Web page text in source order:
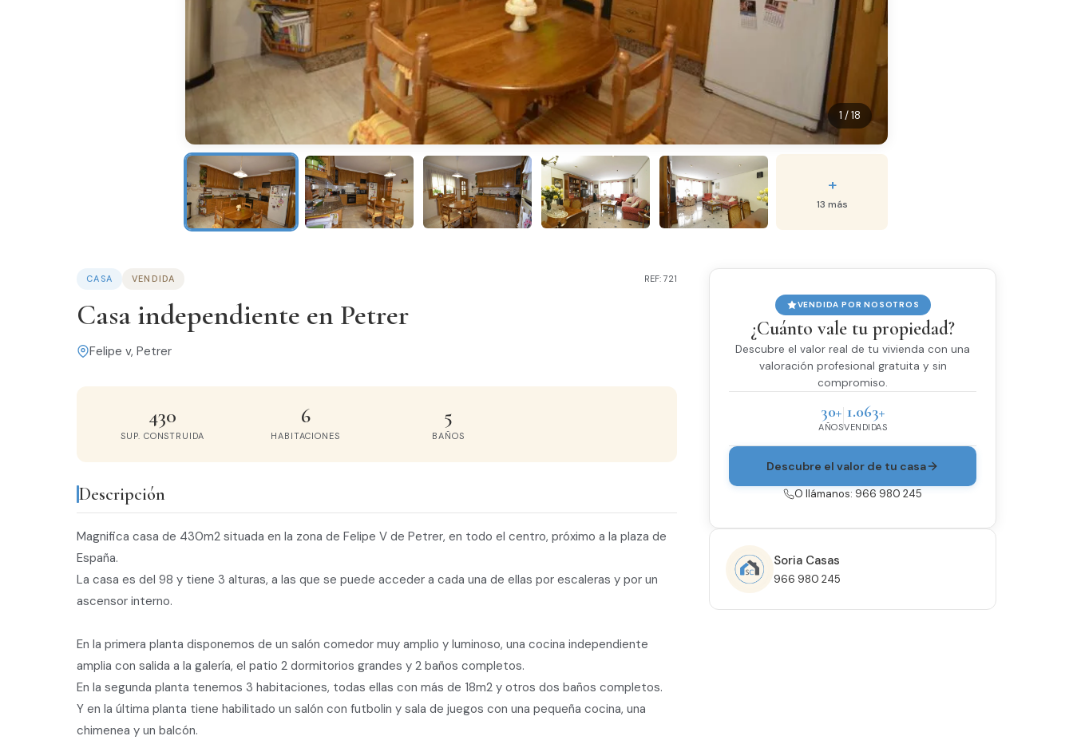
1 / 18
+
13 más
CASA VENDIDA REF: 721
Casa independiente en Petrer
Felipe v, Petrer
430
SUP. CONSTRUIDA
6
HABITACIONES
5
BAÑOS
Descripción
Magnifica casa de 430m2 situada en la zona de Felipe V de Petrer, en todo el centro, próximo a la plaza de
España.
La casa es del 98 y tiene 3 alturas, a las que se puede acceder a cada una de ellas por escaleras y por un
ascensor interno.
En la primera planta disponemos de un salón comedor muy amplio y luminoso, una cocina independiente
amplia con salida a la galería, el patio 2 dormitorios grandes y 2 baños completos.
En la segunda planta tenemos 3 habitaciones, todas ellas con más de 18m2 y otros dos baños completos.
Y en la última planta tiene habilitado un salón con futbolin y sala de juegos con una pequeña cocina, una
chimenea y un balcón.
VENDIDA POR NOSOTROS
¿Cuánto vale tu propiedad?
Descubre el valor real de tu vivienda con una
valoración profesional gratuita y sin
compromiso.
30+
AÑOS
1.063+
VENDIDAS
Descubre el valor de tu casa
O llámanos: 966 980 245
Soria Casas
966 980 245